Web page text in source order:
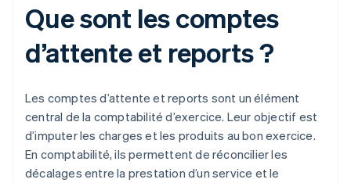
Que sont les comptes
d’attente et reports ?
Les comptes d’attente et reports sont un élément
central de la comptabilité d’exercice. Leur objectif est
d’imputer les charges et les produits au bon exercice.
En comptabilité, ils permettent de réconcilier les
décalages entre la prestation d’un service et le